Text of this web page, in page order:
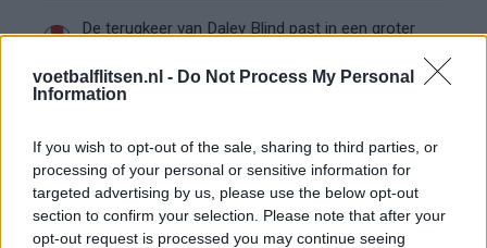
voetbalflitsen.nl - Do Not Process My Personal
Information
If you wish to opt-out of the sale, sharing to third parties, or
processing of your personal or sensitive information for
targeted advertising by us, please use the below opt-out
section to confirm your selection. Please note that after your
opt-out request is processed you may continue seeing
De terugkeer van Daley Blind past in een groter
Kritiek op Engels van Míchel genuanceerd: ‘Ajax-
De eerste Míchel-dagen bij Ajax: Blind coacht,
Gloukh krijgt standje en Ceballos wordt gebeld